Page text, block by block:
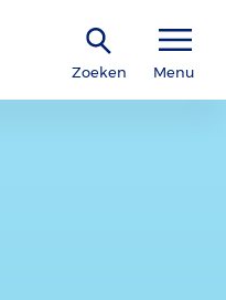
Zoeken Menu